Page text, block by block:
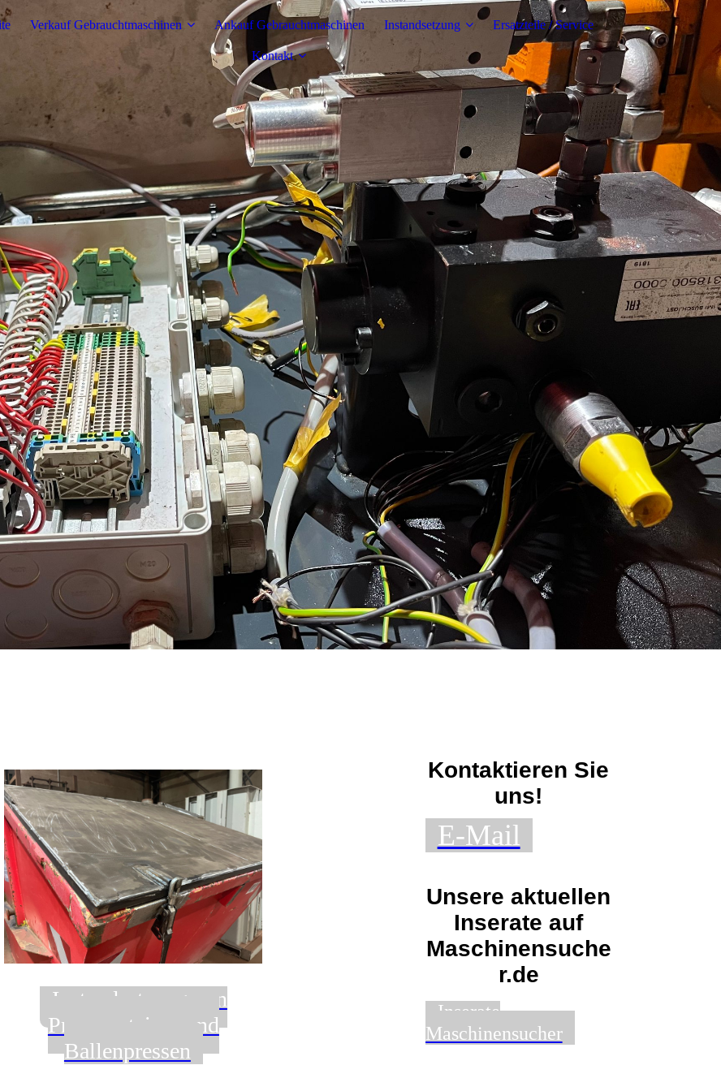
Verkauf Gebrauchtmaschinen Ankauf Gebrauchtmaschinen Instandsetzung Ersatzteile / Service
Kontakt
Instandsetzung von
Presscontainer und
Ballenpressen
Kontaktieren Sie
uns!
E-Mail
Unsere aktuellen
Inserate auf
Maschinensuche
r.de
Inserate
Maschinensucher